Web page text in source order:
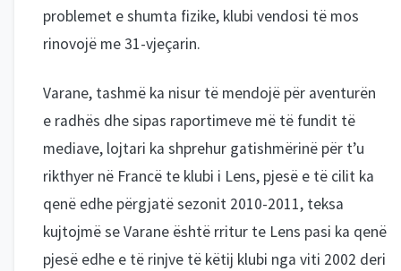
problemet e shumta fizike, klubi vendosi të mos
rinovojë me 31-vjeçarin.
Varane, tashmë ka nisur të mendojë për aventurën
e radhës dhe sipas raportimeve më të fundit të
mediave, lojtari ka shprehur gatishmërinë për t’u
rikthyer në Francë te klubi i Lens, pjesë e të cilit ka
qenë edhe përgjatë sezonit 2010-2011, teksa
kujtojmë se Varane është rritur te Lens pasi ka qenë
pjesë edhe e të rinjve të këtij klubi nga viti 2002 deri